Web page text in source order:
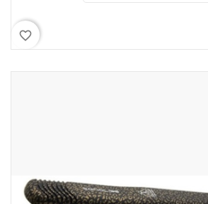
favorite_border